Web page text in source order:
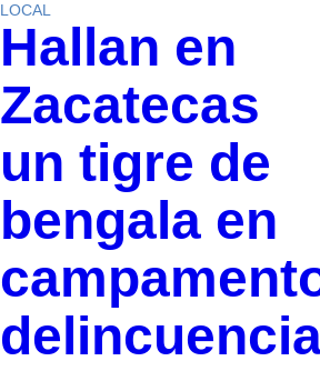
LOCAL
Hallan en
Zacatecas
un tigre de
bengala en